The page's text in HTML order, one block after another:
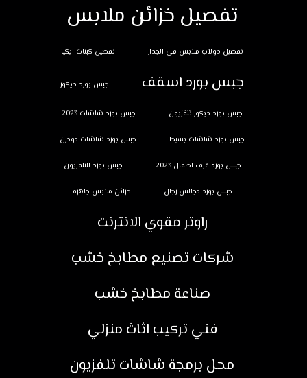
تفصيل خزائن ملابس
تفصيل دولاب ملابس في الجدار تفصيل كبتات ايكيا
جبس بورد اسقف جبس بورد ديكور
جبس بورد ديكور تلفزيون جبس بورد شاشات 2023
جبس بورد شاشات بسيط جبس بورد شاشات مودرن
جبس بورد غرف اطفال 2023 جبس بورد للتلفزيون
جبس بورد مجالس رجال خزائن ملابس جاهزة
راوتر مقوي الانترنت
شركات تصنيع مطابخ خشب
صناعة مطابخ خشب
فني تركيب اثاث منزلي
محل برمجة شاشات تلفزيون